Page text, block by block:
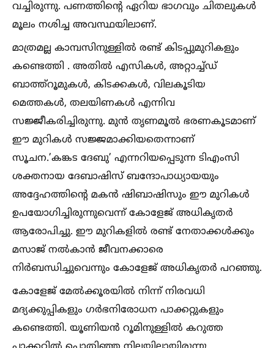
വച്ചിരുന്നു. പണത്തിന്റെ ഏറിയ ഭാഗവും ചിതലുകള്‍
മൂലം നശിച്ച അവസ്ഥയിലാണ്.
മാത്രമല്ല കാമ്പസിനുള്ളില്‍ രണ്ട് കിടപ്പുമുറികളും
കണ്ടെത്തി . അതില്‍ എസികള്‍, അറ്റാച്ച്‌ഡ്
ബാത്ത്റൂമുകള്‍, കിടക്കകള്‍, വിലകൂടിയ
മെത്തകള്‍, തലയിണകള്‍ എന്നിവ
സജ്ജീകരിച്ചിരുന്നു. മുൻ തൃണമൂല്‍ ഭരണകൂടമാണ്
ഈ മുറികള്‍ സജ്ജമാക്കിയതെന്നാണ്
സൂചന.’കങ്കട ദേബു’ എന്നറിയപ്പെടുന്ന ടിഎംസി
ശക്തനായ ദേബാഷിസ് ബന്ദോപാധ്യായയും
അദ്ദേഹത്തിന്റെ മകൻ ഷിബാഷിസും ഈ മുറികള്‍
ഉപയോഗിച്ചിരുന്നുവെന്ന് കോളേജ് അധികൃതർ
ആരോപിച്ചു. ഈ മുറികളില്‍ രണ്ട് നേതാക്കള്‍ക്കും
മസാജ് നല്‍കാൻ ജീവനക്കാരെ
നിർബന്ധിച്ചുവെന്നും കോളേജ് അധികൃതർ പറഞ്ഞു.
കോളേജ് മേല്‍ക്കൂരയില്‍ നിന്ന് നിരവധി
മദ്യക്കുപ്പികളും ഗർഭനിരോധന പാക്കറ്റുകളും
കണ്ടെത്തി. യൂണിയൻ റൂമിനുള്ളില്‍ കറുത്ത